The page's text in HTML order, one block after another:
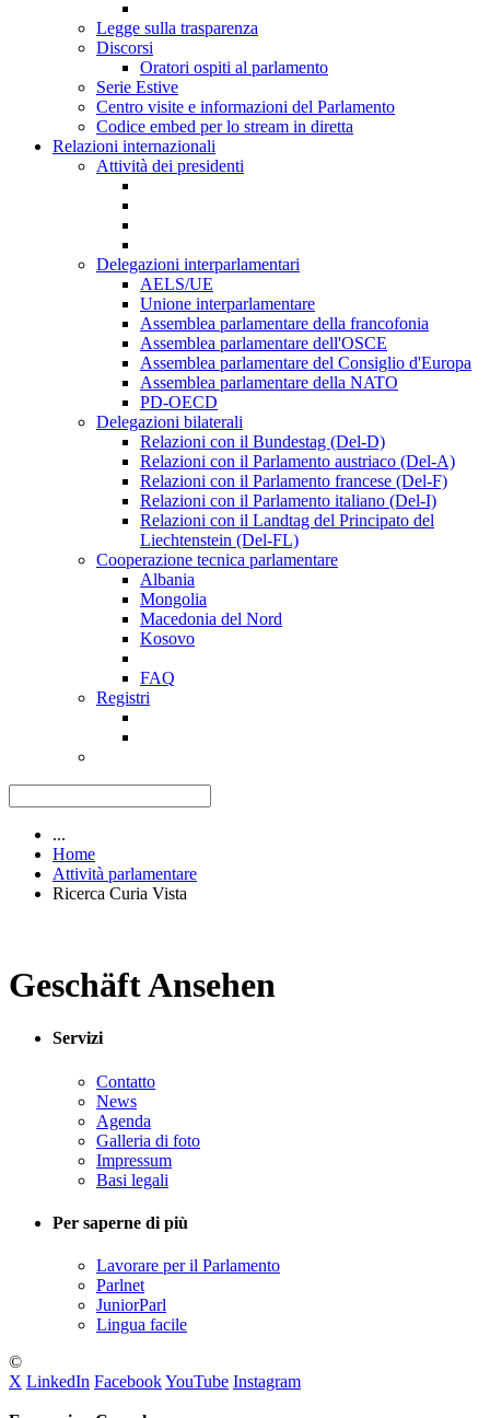
Legge sulla trasparenza
Discorsi
Oratori ospiti al parlamento
Serie Estive
Centro visite e informazioni del Parlamento
Codice embed per lo stream in diretta
Relazioni internazionali
Attività dei presidenti
Delegazioni interparlamentari
AELS/UE
Unione interparlamentare
Assemblea parlamentare della francofonia
Assemblea parlamentare dell'OSCE
Assemblea parlamentare del Consiglio d'Europa
Assemblea parlamentare della NATO
PD-OECD
Delegazioni bilaterali
Relazioni con il Bundestag (Del-D)
Relazioni con il Parlamento austriaco (Del-A)
Relazioni con il Parlamento francese (Del-F)
Relazioni con il Parlamento italiano (Del-I)
Relazioni con il Landtag del Principato del
Liechtenstein (Del-FL)
Cooperazione tecnica parlamentare
Albania
Mongolia
Macedonia del Nord
Kosovo
FAQ
Registri
...
Home
Attività parlamentare
Ricerca Curia Vista
Geschäft Ansehen
Servizi
Contatto
News
Agenda
Galleria di foto
Impressum
Basi legali
Per saperne di più
Lavorare per il Parlamento
Parlnet
JuniorParl
Lingua facile
©
X LinkedIn FacebookYouTube Instagram